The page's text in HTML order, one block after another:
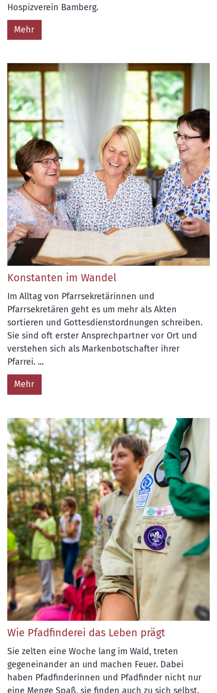
Hospizverein Bamberg.
Mehr
Konstanten im Wandel
Im Alltag von Pfarrsekretärinnen und
Pfarrsekretären geht es um mehr als Akten
sortieren und Gottesdienstordnungen schreiben.
Sie sind oft erster Ansprechpartner vor Ort und
verstehen sich als Markenbotschafter ihrer
Pfarrei. ...
Mehr
Wie Pfadfinderei das Leben prägt
Sie zelten eine Woche lang im Wald, treten
gegeneinander an und machen Feuer. Dabei
haben Pfadfinderinnen und Pfadfinder nicht nur
eine Menge Spaß, sie finden auch zu sich selbst.